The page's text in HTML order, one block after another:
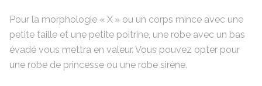
Pour la morphologie « X » ou un corps mince avec une
petite taille et une petite poitrine, une robe avec un bas
évadé vous mettra en valeur. Vous pouvez opter pour
une robe de princesse ou une robe sirène.